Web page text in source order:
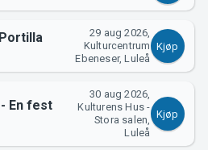
Tickster
29 aug 2026,
Kulturcentrum
Ebeneser, Luleå
Kjøp
En fest
30 aug 2026,
Kulturens Hus -
Stora salen,
Luleå
Kjøp